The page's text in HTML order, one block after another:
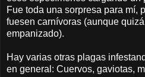
Fue toda una sorpresa para mí,
fuesen carnívoras (aunque
empanizado).
Hay varias otras plagas
en general: Cuervos, gaviotas,